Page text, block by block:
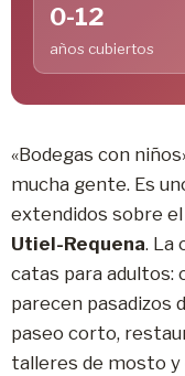
0-12
años cubiertos
«Bodegas con
mucha gente. Es
extendidos sobre
Utiel-Requena. La
catas para adultos:
parecen pasadizos
paseo corto,
talleres de mosto